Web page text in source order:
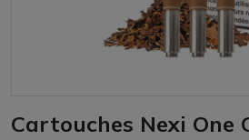
Cartouches Nexi One